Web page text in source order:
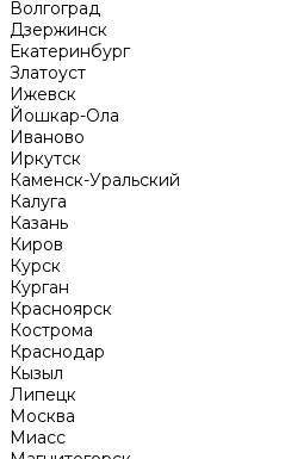
Волгоград
Дзержинск
Екатеринбург
Златоуст
Ижевск
Йошкар-Ола
Иваново
Иркутск
Каменск-Уральский
Калуга
Казань
Киров
Курск
Курган
Красноярск
Кострома
Краснодар
Кызыл
Липецк
Москва
Миасс